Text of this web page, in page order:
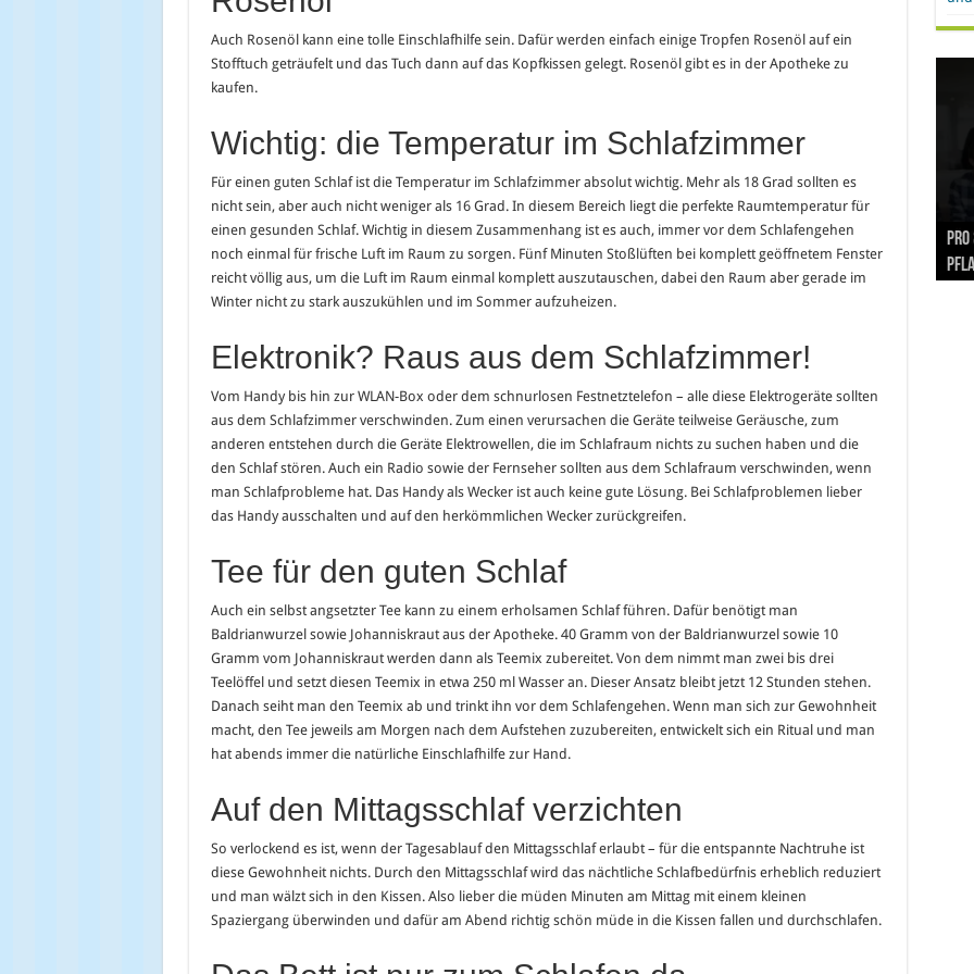
Auch Rosenöl kann eine tolle Einschlafhilfe sein. Dafür werden einfach einige Tropfen Rosenöl auf ein
Stofftuch geträufelt und das Tuch dann auf das Kopfkissen gelegt. Rosenöl gibt es in der Apotheke zu
kaufen.
Wichtig: die Temperatur im Schlafzimmer
Für einen guten Schlaf ist die Temperatur im Schlafzimmer absolut wichtig. Mehr als 18 Grad sollten es
nicht sein, aber auch nicht weniger als 16 Grad. In diesem Bereich liegt die perfekte Raumtemperatur für
einen gesunden Schlaf. Wichtig in diesem Zusammenhang ist es auch, immer vor dem Schlafengehen
noch einmal für frische Luft im Raum zu sorgen. Fünf Minuten Stoßlüften bei komplett geöffnetem Fenster
reicht völlig aus, um die Luft im Raum einmal komplett auszutauschen, dabei den Raum aber gerade im
Winter nicht zu stark auszukühlen und im Sommer aufzuheizen.
Elektronik? Raus aus dem Schlafzimmer!
Vom Handy bis hin zur WLAN-Box oder dem schnurlosen Festnetztelefon – alle diese Elektrogeräte sollten
aus dem Schlafzimmer verschwinden. Zum einen verursachen die Geräte teilweise Geräusche, zum
anderen entstehen durch die Geräte Elektrowellen, die im Schlafraum nichts zu suchen haben und die
den Schlaf stören. Auch ein Radio sowie der Fernseher sollten aus dem Schlafraum verschwinden, wenn
man Schlafprobleme hat. Das Handy als Wecker ist auch keine gute Lösung. Bei Schlafproblemen lieber
das Handy ausschalten und auf den herkömmlichen Wecker zurückgreifen.
Tee für den guten Schlaf
Auch ein selbst angsetzter Tee kann zu einem erholsamen Schlaf führen. Dafür benötigt man
Baldrianwurzel sowie Johanniskraut aus der Apotheke. 40 Gramm von der Baldrianwurzel sowie 10
Gramm vom Johanniskraut werden dann als Teemix zubereitet. Von dem nimmt man zwei bis drei
Teelöffel und setzt diesen Teemix in etwa 250 ml Wasser an. Dieser Ansatz bleibt jetzt 12 Stunden stehen.
Danach seiht man den Teemix ab und trinkt ihn vor dem Schlafengehen. Wenn man sich zur Gewohnheit
macht, den Tee jeweils am Morgen nach dem Aufstehen zuzubereiten, entwickelt sich ein Ritual und man
hat abends immer die natürliche Einschlafhilfe zur Hand.
Auf den Mittagsschlaf verzichten
So verlockend es ist, wenn der Tagesablauf den Mittagsschlaf erlaubt – für die entspannte Nachtruhe ist
diese Gewohnheit nichts. Durch den Mittagsschlaf wird das nächtliche Schlafbedürfnis erheblich reduziert
und man wälzt sich in den Kissen. Also lieber die müden Minuten am Mittag mit einem kleinen
Spaziergang überwinden und dafür am Abend richtig schön müde in die Kissen fallen und durchschlafen.
und
Pro